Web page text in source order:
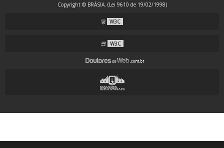
Embaladora Envelopadora Stretch
Embaladora Flow Pack - Grande Porte
Embaladora Flow Pack - Standard
Embaladora Flow Pack com Alimentação Automática
Embaladora Flow Pack para Guardanapos
Embaladora para Arame, Mangueiras e Tubos Corrugados em PVC, PP e
Copyright © BRÁSIA. (Lei 9610 de 19/02/1998)
W3C
W3C